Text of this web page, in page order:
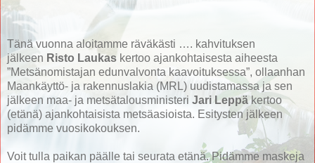
Tänä vuonna aloitamme räväkästi …. kahvituksen
jälkeen Risto Laukas kertoo ajankohtaisesta aiheesta
”Metsänomistajan edunvalvonta kaavoituksessa”, ollaanhan
Maankäyttö- ja rakennuslakia (MRL) uudistamassa ja sen
jälkeen maa- ja metsätalousministeri Jari Leppä kertoo
(etänä) ajankohtaisista metsäasioista. Esitysten jälkeen
pidämme vuosikokouksen.
Voit tulla paikan päälle tai seurata etänä. Pidämme maskeja